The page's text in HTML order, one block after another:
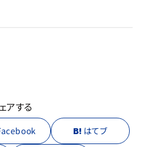
アする
はてブ